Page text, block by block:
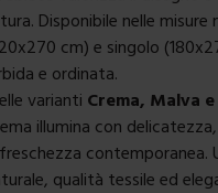
Disponibile nelle
cm) e singolo
e ordinata.
varianti Crema, Malva
illumina con
contemporanea.
qualità tessile ed